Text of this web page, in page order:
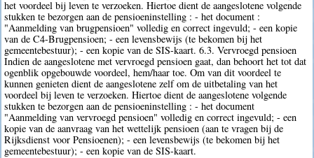
het voordeel bij leven te verzoeken. Hiertoe dient de aangeslotene volgende
stukken te bezorgen aan de pensioeninstelling : - het document :
"Aanmelding van brugpensioen" volledig en correct ingevuld; - een kopie
van de C4-Brugpensioen; - een levensbewijs (te bekomen bij het
gemeentebestuur); - een kopie van de SIS-kaart. 6.3. Vervroegd pensioen
Indien de aangeslotene met vervroegd pensioen gaat, dan behoort het tot dat
ogenblik opgebouwde voordeel, hem/haar toe. Om van dit voordeel te
kunnen genieten dient de aangeslotene zelf om de uitbetaling van het
voordeel bij leven te verzoeken. Hiertoe dient de aangeslotene volgende
stukken te bezorgen aan de pensioeninstelling : - het document
"Aanmelding van vervroegd pensioen" volledig en correct ingevuld; - een
kopie van de aanvraag van het wettelijk pensioen (aan te vragen bij de
Rijksdienst voor Pensioenen); - een levensbewijs (te bekomen bij het
gemeentebestuur); - een kopie van de SIS-kaart.